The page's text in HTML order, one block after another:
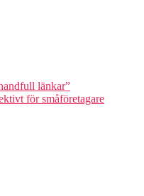
länkar”
för småföretagare